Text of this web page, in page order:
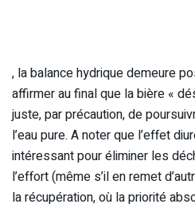
, la balance hydrique demeure
affirmer au final que la bière «
juste, par précaution, de
l’eau pure. A noter que l’effet
intéressant pour éliminer les
l’effort (même s’il en remet
la récupération, où la priorité